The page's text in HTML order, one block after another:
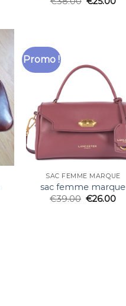
Promo !
SAC FEMME MARQUE
sac femme marque
€39.00 €26.00